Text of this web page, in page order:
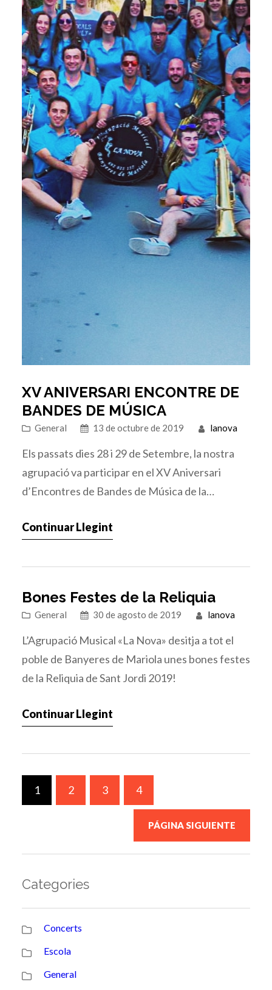
XV ANIVERSARI ENCONTRE DE
BANDES DE MÚSICA
General 13 de octubre de 2019 lanova
Els passats dies 28 i 29 de Setembre, la nostra
agrupació va participar en el XV Aniversari
d’Encontres de Bandes de Música de la
de Marina d’Or, a la localitat d’Oropesa del Mar.
Nova va fer una actuació el dissabte dia…
Continuar Llegint
Bones Festes de la Reliquia
General 30 de agosto de 2019 lanova
L’Agrupació Musical «La Nova» desitja a tot el
poble de Banyeres de Mariola unes bones festes
de la Reliquia de Sant Jordi 2019!
Continuar Llegint
1 2 3 4
PÁGINA SIGUIENTE
Categories
Concerts
Escola
General